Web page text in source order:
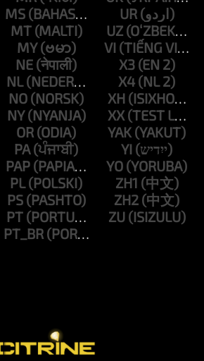
MS
MT
MY
NE
NL
NO
NY
OR
PA
PAP
PL
PS
PT
PT_BR
UR
UZ
VI
X3
X4
XH
XX
YAK
YI
YO
ZH1
ZH2
ZU